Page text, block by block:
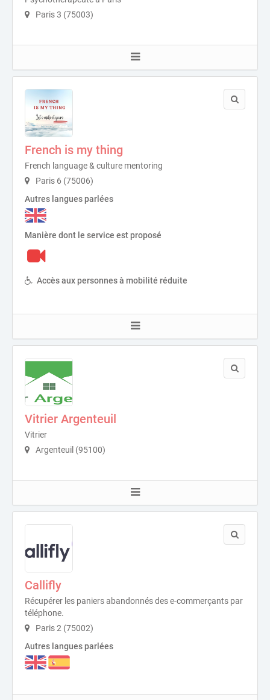
Paris 3 (75003)
French is my thing
French language & culture mentoring
Paris 6 (75006)
Autres langues parlées
Manière dont le service est proposé
Accès aux personnes à mobilité réduite
Vitrier Argenteuil
Vitrier
Argenteuil (95100)
Callifly
Récupérer les paniers abandonnés des e-commerçants par
téléphone.
Paris 2 (75002)
Autres langues parlées